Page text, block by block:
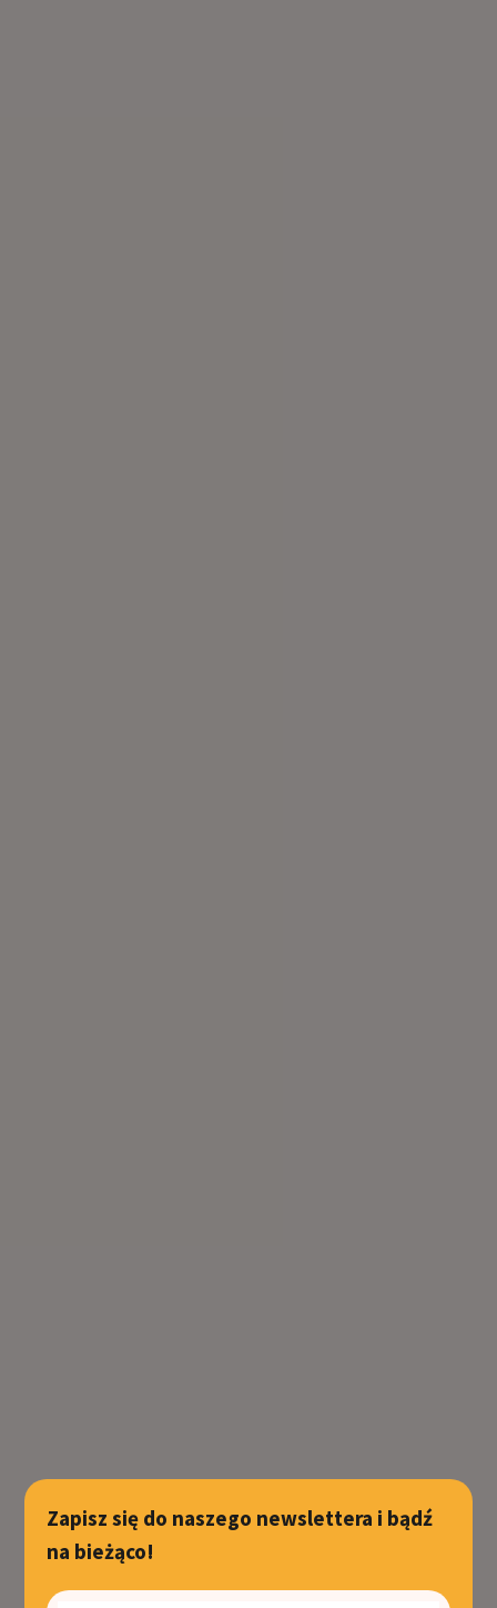
Zapisz się do naszego newslettera i bądź
na bieżąco!